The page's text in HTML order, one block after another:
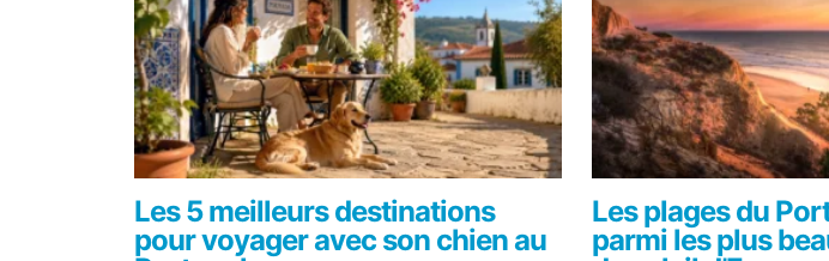
Les 5 meilleurs destinations
pour voyager avec son chien au
Les plages du
parmi les plus